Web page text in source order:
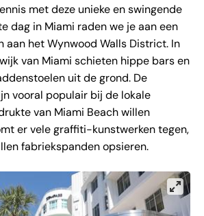
met deze unieke en swingende
dag in Miami raden we je aan een
aan het Wynwood Walls District. In
van Miami schieten hippe bars en
uit de grond. De
vooral populair bij de lokale
van Miami Beach willen
er vele graffiti-kunstwerken tegen,
fabriekspanden opsieren.